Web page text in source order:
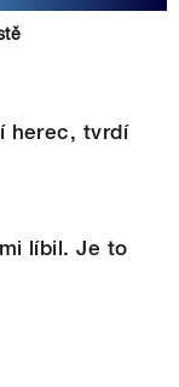
herec, tvrdí
líbil. Je to